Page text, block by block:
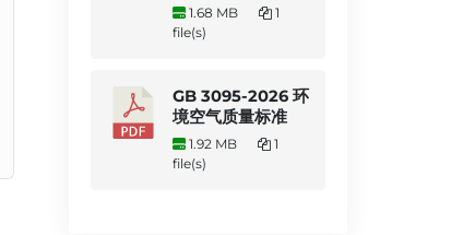
1.68 MB
1
file(s)
GB 3095-2026 环
境空气质量标准
1.92 MB
1
file(s)